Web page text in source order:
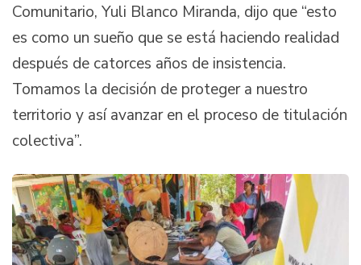
Comunitario, Yuli Blanco Miranda, dijo que “esto
es como un sueño que se está haciendo realidad
después de catorces años de insistencia.
Tomamos la decisión de proteger a nuestro
territorio y así avanzar en el proceso de titulación
colectiva”.